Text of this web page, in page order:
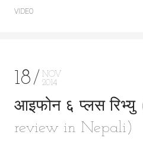
VIDEO
18
NOV
2014
आइफोन ६ प्लस रिभ्यु
review in Nepali)